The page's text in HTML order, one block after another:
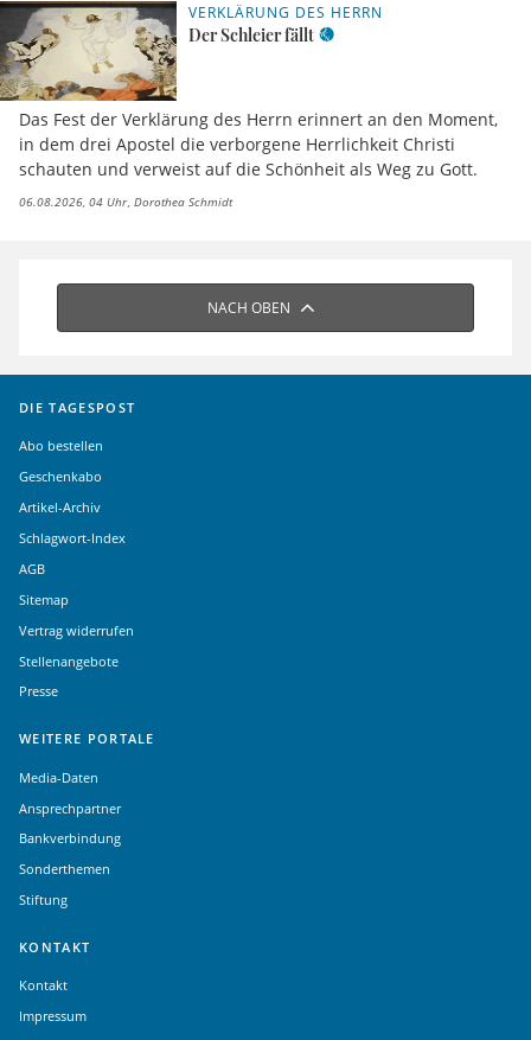
VERKLÄRUNG DES HERRN
Der Schleier fällt
Das Fest der Verklärung des Herrn erinnert an den Moment,
in dem drei Apostel die verborgene Herrlichkeit Christi
schauten und verweist auf die Schönheit als Weg zu Gott.
06.08.2026, 04 Uhr Dorothea Schmidt
NACH OBEN
DIE TAGESPOST
Abo bestellen
Geschenkabo
Artikel-Archiv
Schlagwort-Index
AGB
Sitemap
Vertrag widerrufen
Stellenangebote
Presse
WEITERE PORTALE
Media-Daten
Ansprechpartner
Bankverbindung
Sonderthemen
Stiftung
KONTAKT
Kontakt
Impressum